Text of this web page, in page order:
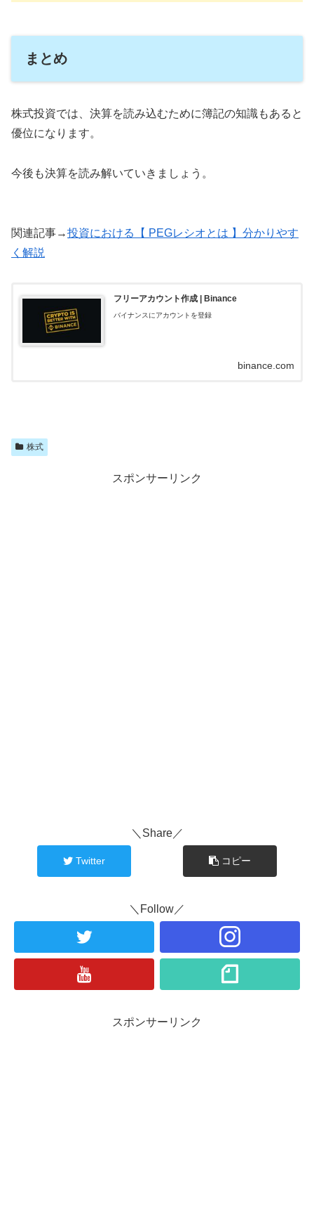
まとめ
株式投資では、決算を読み込むために簿記の知識もあると
優位になります。
今後も決算を読み解いていきましょう。
関連記事→投資における【 PEGレシオとは 】分かりやす
く解説
フリーアカウント作成 | Binance
バイナンスにアカウントを登録
binance.com
株式
スポンサーリンク
＼Share／
Twitter コピー
＼Follow／
スポンサーリンク